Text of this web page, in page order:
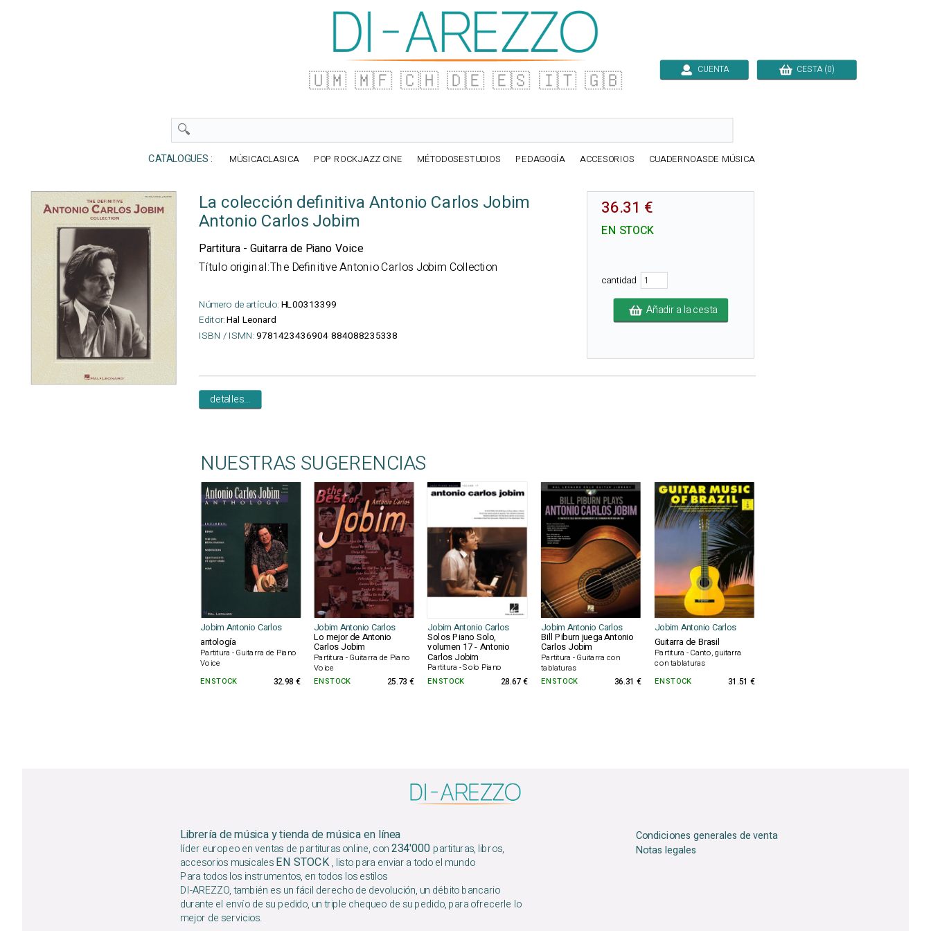
🇺🇲 🇲🇫 🇨🇭 🇩🇪 🇪🇸 🇮🇹 🇬🇧 CUENTA CESTA (0)
CATALOGUES : MÚSICACLASICA POP ROCKJAZZ CINE MÉTODOSESTUDIOS PEDAGOGÍA ACCESORIOS CUADERNOASDE MÚSICA
La colección definitiva Antonio Carlos Jobim
Antonio Carlos Jobim
Partitura - Guitarra de Piano Voice
Título original:The Definitive Antonio Carlos Jobim Collection
Número de artículo: HL00313399
Editor:Hal Leonard
ISBN / ISMN:9781423436904 884088235338
36.31 €
EN STOCK
cantidad
Añadir a la cesta
detalles...
NUESTRAS SUGERENCIAS
Jobim Antonio Carlos Jobim Antonio Carlos Jobim Antonio Carlos Jobim Antonio Carlos
Jobim Antonio Carlos
antología
Partitura - Guitarra de Piano
Voice
Lo mejor de Antonio
Carlos Jobim
Partitura - Guitarra de Piano
Voice
Solos Piano Solo,
volumen 17 - Antonio
Carlos Jobim
Partitura - Solo Piano
Bill Piburn juega Antonio
Carlos Jobim
Partitura - Guitarra con
tablaturas
Guitarra de Brasil
Partitura - Canto, guitarra
con tablaturas
EN STOCK
32.98 € EN STOCK 25.73 € EN STOCK 28.67 € EN STOCK 36.31 € EN STOCK 31.51 €
Librería de música y tienda de música en línea
líder europeo en ventas de partituras online, con234'000 partituras, libros,
accesorios musicalesEN STOCK, listo para enviar a todo el mundo
Para todos los instrumentos, en todos los estilos
DI-AREZZO, también es un fácil derecho de devolución, un débito bancario
durante el envío de su pedido, un triple chequeo de su pedido, para ofrecerle lo
mejor de servicios.
Condiciones generales de venta
Notas legales